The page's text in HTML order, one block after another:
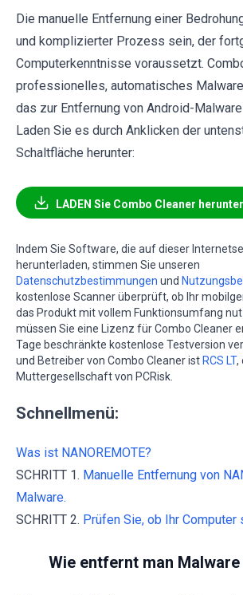
Die manuelle Entfernung einer
und komplizierter Prozess sein, der
Computerkenntnisse voraussetzt.
professionelles, automatisches
das zur Entfernung von Android-
Laden Sie es durch Anklicken der
Schaltfläche herunter:
LADEN Sie Combo Cleaner
Indem Sie Software, die auf dieser
herunterladen, stimmen Sie unseren
Datenschutzbestimmungen und
kostenlose Scanner überprüft, ob Ihr
das Produkt mit vollem Funktionsumfang
müssen Sie eine Lizenz für Combo Cleaner
Tage beschränkte kostenlose Testversion
und Betreiber von Combo Cleaner ist RCS LT,
Muttergesellschaft von PCRisk.
Schnellmenü:
Was ist NANOREMOTE?
SCHRITT 1. Manuelle Entfernung von
Malware.
SCHRITT 2. Prüfen Sie, ob Ihr Computer
Wie entfernt man Malware